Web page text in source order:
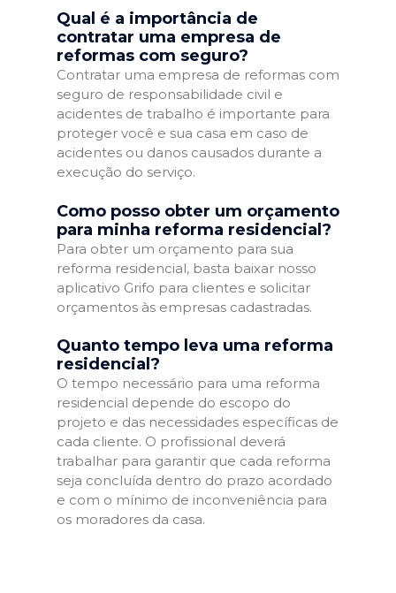
Qual é a importância de
contratar uma empresa de
reformas com seguro?
Contratar uma empresa de reformas com
seguro de responsabilidade civil e
acidentes de trabalho é importante para
proteger você e sua casa em caso de
acidentes ou danos causados durante a
execução do serviço.
Como posso obter um orçamento
para minha reforma residencial?
Para obter um orçamento para sua
reforma residencial, basta baixar nosso
aplicativo Grifo para clientes e solicitar
orçamentos às empresas cadastradas.
Quanto tempo leva uma reforma
residencial?
O tempo necessário para uma reforma
residencial depende do escopo do
projeto e das necessidades específicas de
cada cliente. O profissional deverá
trabalhar para garantir que cada reforma
seja concluída dentro do prazo acordado
e com o mínimo de inconveniência para
os moradores da casa.